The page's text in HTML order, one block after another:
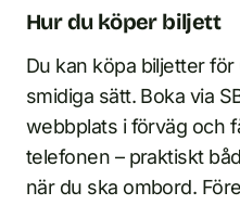
Hur du köper biljett
Du kan köpa biljetter
smidiga sätt. Boka via
webbplats i förväg och
telefonen – praktiskt
när du ska ombord.